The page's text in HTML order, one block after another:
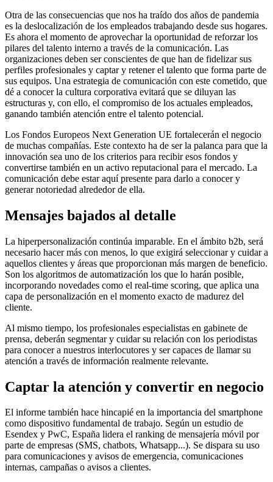
Otra de las consecuencias que nos ha traído dos años de pandemia
es la deslocalización de los empleados trabajando desde sus hogares.
Es ahora el momento de aprovechar la oportunidad de reforzar los
pilares del talento interno a través de la comunicación. Las
organizaciones deben ser conscientes de que han de fidelizar sus
perfiles profesionales y captar y retener el talento que forma parte de
sus equipos. Una estrategia de comunicación con este cometido, que
dé a conocer la cultura corporativa evitará que se diluyan las
estructuras y, con ello, el compromiso de los actuales empleados,
ganando también atención entre el talento potencial.
Los Fondos Europeos Next Generation UE fortalecerán el negocio
de muchas compañías. Este contexto ha de ser la palanca para que la
innovación sea uno de los criterios para recibir esos fondos y
convertirse también en un activo reputacional para el mercado. La
comunicación debe estar aquí presente para darlo a conocer y
generar notoriedad alrededor de ella.
Mensajes bajados al detalle
La hiperpersonalización continúa imparable. En el ámbito b2b, será
necesario hacer más con menos, lo que exigirá seleccionar y cuidar a
aquellos clientes y áreas que proporcionan más margen de beneficio.
Son los algoritmos de automatización los que lo harán posible,
incorporando novedades como el real-time scoring, que aplica una
capa de personalización en el momento exacto de madurez del
cliente.
Al mismo tiempo, los profesionales especialistas en gabinete de
prensa, deberán segmentar y cuidar su relación con los periodistas
para conocer a nuestros interlocutores y ser capaces de llamar su
atención a través de información realmente relevante.
Captar la atención y convertir en negocio
El informe también hace hincapié en la importancia del smartphone
como dispositivo fundamental de trabajo. Según un estudio de
Esendex y PwC, España lidera el ranking de mensajería móvil por
parte de empresas (SMS, chatbots, Whatsapp...). Se dispara su uso
para comunicaciones y avisos de emergencia, comunicaciones
internas, campañas o avisos a clientes.